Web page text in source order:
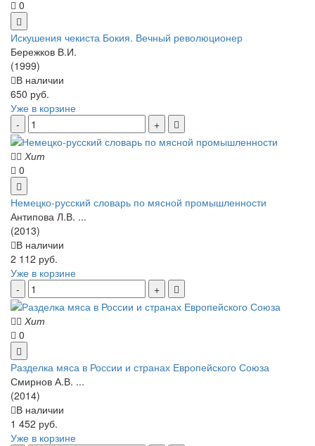
0
Искушения чекиста Бокия. Вечный революционер
Бережков В.И.
(1999)
В наличии
650 руб.
Уже в корзине
Хит
0
Немецко-русский словарь по мясной промышленности
Антипова Л.В. ...
(2013)
В наличии
2 112 руб.
Уже в корзине
Хит
0
Разделка мяса в России и странах Европейского Союза
Смирнов А.В. ...
(2014)
В наличии
1 452 руб.
Уже в корзине